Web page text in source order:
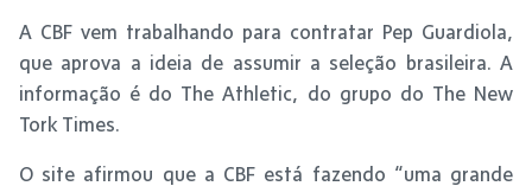
A CBF vem trabalhando para contratar Pep Guardiola,
que aprova a ideia de assumir a seleção brasileira. A
informação é do The Athletic, do grupo do The New
Tork Times.
O site afirmou que a CBF está fazendo “uma grande